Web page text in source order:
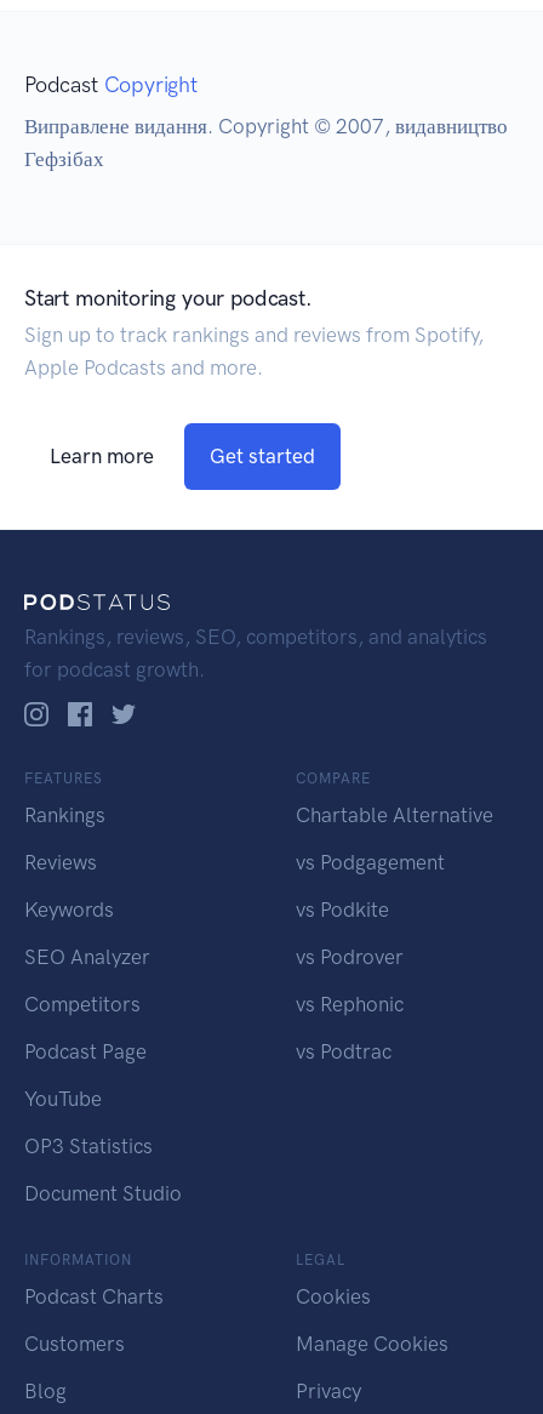
Podcast Copyright
Виправлене видання. Copyright © 2007, видавництво
Гефзібах
Start monitoring your podcast.
Sign up to track rankings and reviews from Spotify,
Apple Podcasts and more.
Learn more Get started
Rankings, reviews, SEO, competitors, and analytics
for podcast growth.
FEATURES
Rankings
Reviews
Keywords
SEO Analyzer
Competitors
Podcast Page
YouTube
OP3 Statistics
Document Studio
COMPARE
Chartable Alternative
vs Podgagement
vs Podkite
vs Podrover
vs Rephonic
vs Podtrac
INFORMATION
Podcast Charts
Customers
Blog
LEGAL
Cookies
Manage Cookies
Privacy